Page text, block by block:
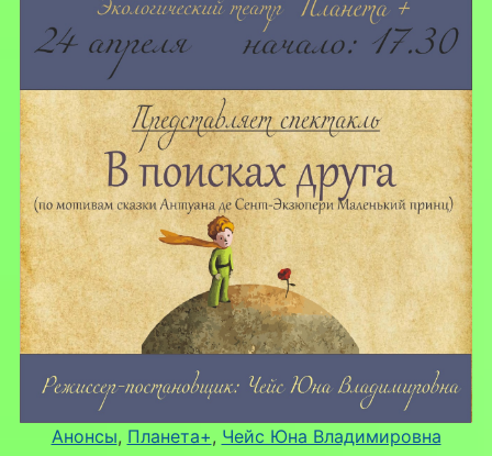
Анонсы, Планета+, Чейс Юна Владимировна